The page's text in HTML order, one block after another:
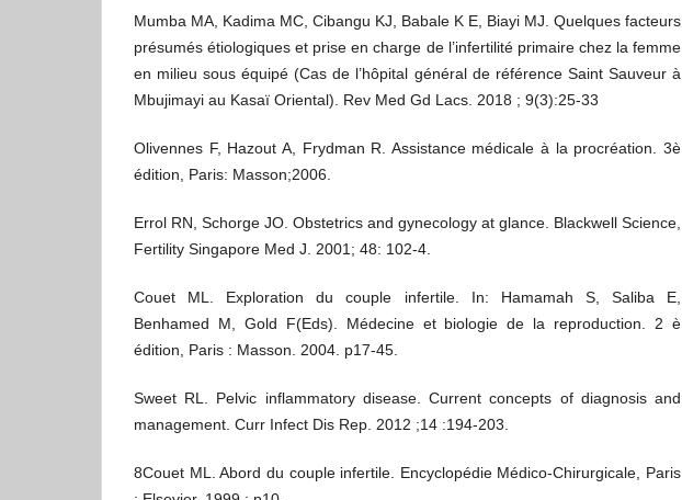
Mumba MA, Kadima MC, Cibangu KJ, Babale K E, Biayi MJ. Quelques facteurs
présumés étiologiques et prise en charge de l’infertilité primaire chez la femme
en milieu sous équipé (Cas de l’hôpital général de référence Saint Sauveur à
Mbujimayi au Kasaï Oriental). Rev Med Gd Lacs. 2018 ; 9(3):25-33
Olivennes F, Hazout A, Frydman R. Assistance médicale à la procréation. 3è
édition, Paris: Masson;2006.
Errol RN, Schorge JO. Obstetrics and gynecology at glance. Blackwell Science,
Fertility Singapore Med J. 2001; 48: 102-4.
Couet ML. Exploration du couple infertile. In: Hamamah S, Saliba E,
Benhamed M, Gold F(Eds). Médecine et biologie de la reproduction. 2 è
édition, Paris : Masson. 2004. p17-45.
Sweet RL. Pelvic inflammatory disease. Current concepts of diagnosis and
management. Curr Infect Dis Rep. 2012 ;14 :194-203.
8Couet ML. Abord du couple infertile. Encyclopédie Médico-Chirurgicale, Paris